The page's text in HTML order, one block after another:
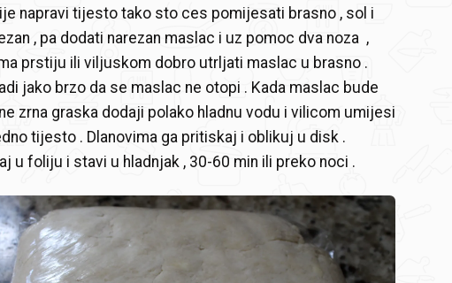
napravi tijesto tako sto ces pomijesati brasno , sol i
, pa dodati narezan maslac i uz pomoc dva noza ,
prstiju ili viljuskom dobro utrljati maslac u brasno .
jako brzo da se maslac ne otopi . Kada maslac bude
zrna graska dodaji polako hladnu vodu i vilicom umijesi
tijesto . Dlanovima ga pritiskaj i oblikuj u disk .
u foliju i stavi u hladnjak , 30-60 min ili preko noci .